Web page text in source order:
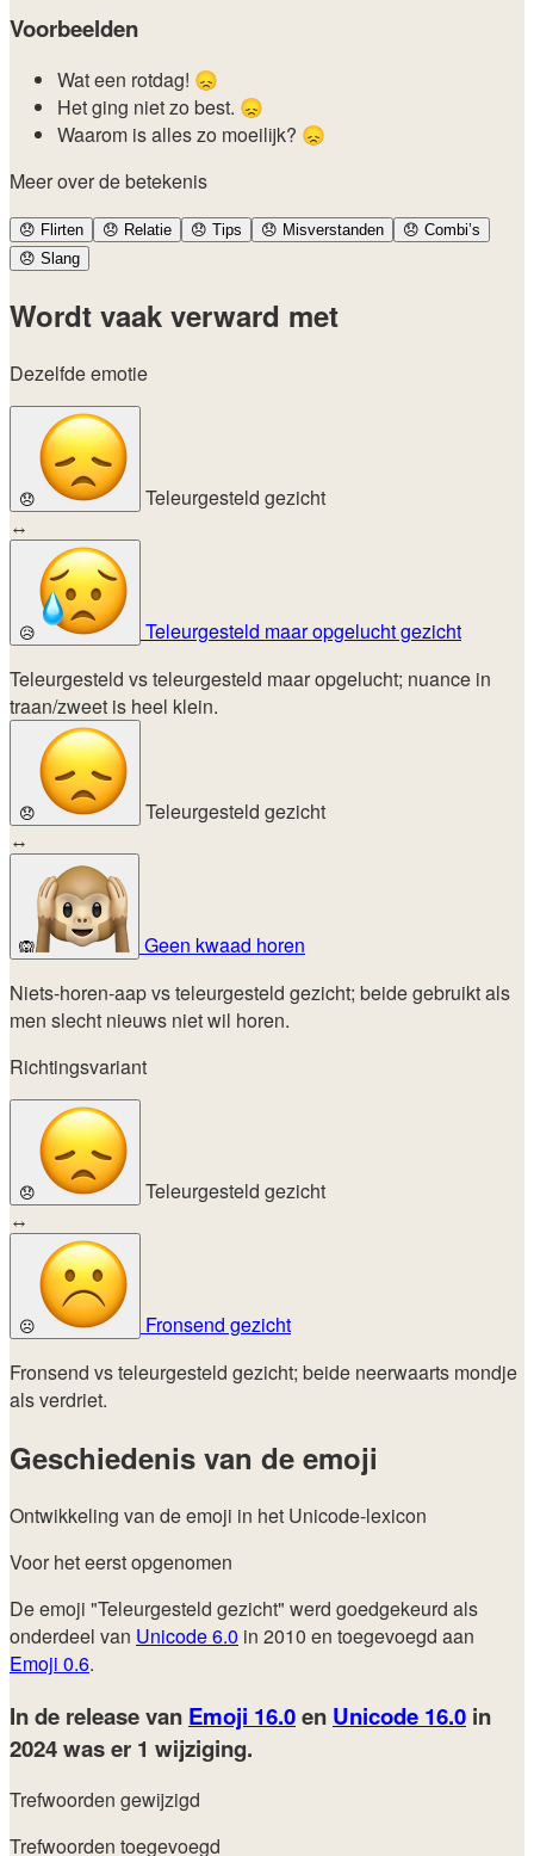
Voorbeelden
Wat een rotdag! 😞
Het ging niet zo best. 😞
Waarom is alles zo moeilijk? 😞
Meer over de betekenis
😞 Flirten 😞 Relatie 😞 Tips 😞 Misverstanden 😞 Combi’s
😞 Slang
Wordt vaak verward met
Dezelfde emotie
😞
Teleurgesteld gezicht
↔
😥
Teleurgesteld maar opgelucht gezicht
Teleurgesteld vs teleurgesteld maar opgelucht; nuance in
traan/zweet is heel klein.
😞
Teleurgesteld gezicht
↔
🙉
Geen kwaad horen
Niets-horen-aap vs teleurgesteld gezicht; beide gebruikt als
men slecht nieuws niet wil horen.
Richtingsvariant
😞
Teleurgesteld gezicht
↔
☹️
Fronsend gezicht
Fronsend vs teleurgesteld gezicht; beide neerwaarts mondje
als verdriet.
Geschiedenis van de emoji
Ontwikkeling van de emoji in het Unicode-lexicon
Voor het eerst opgenomen
De emoji "Teleurgesteld gezicht" werd goedgekeurd als
onderdeel van Unicode 6.0 in 2010 en toegevoegd aan
Emoji 0.6.
In de release van Emoji 16.0en Unicode 16.0 in
2024was er 1 wijziging.
Trefwoorden gewijzigd
Trefwoorden toegevoegd